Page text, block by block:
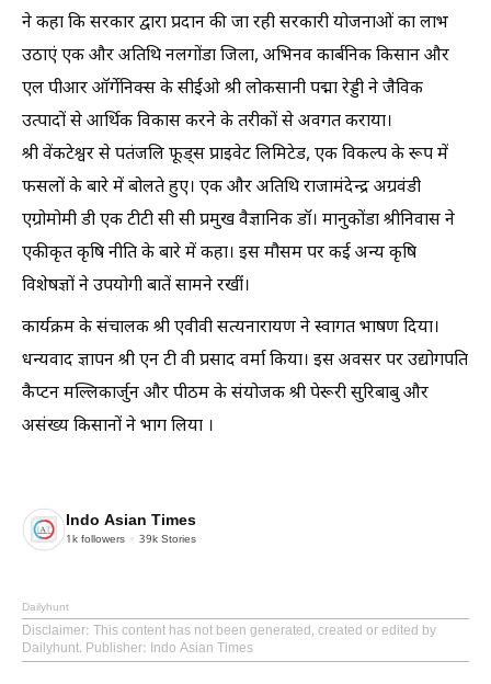
ने कहा कि सरकार द्वारा प्रदान की जा रही सरकारी योजनाओं का लाभ
उठाएं एक और अतिथि नलगोंडा जिला, अभिनव कार्बनिक किसान और
एल पीआर ऑर्गेनिक्स के सीईओ श्री लोकसानी पद्मा रेड्डी ने जैविक
उत्पादों से आर्थिक विकास करने के तरीकों से अवगत कराया।
श्री वेंकटेश्वर से पतंजलि फूड्स प्राइवेट लिमिटेड, एक विकल्प के रूप में
फसलों के बारे में बोलते हुए। एक और अतिथि राजामंदेन्द्र अग्रवंडी
एग्रोमोमी डी एक टीटी सी सी प्रमुख वैज्ञानिक डॉ। मानुकोंडा श्रीनिवास ने
एकीकृत कृषि नीति के बारे में कहा। इस मौसम पर कई अन्य कृषि
विशेषज्ञों ने उपयोगी बातें सामने रखीं।
कार्यक्रम के संचालक श्री एवीवी सत्यनारायण ने स्वागत भाषण दिया।
धन्यवाद ज्ञापन श्री एन टी वी प्रसाद वर्मा किया। इस अवसर पर उद्योगपति
कैप्टन मल्लिकार्जुन और पीठम के संयोजक श्री पेरूरी सुरिबाबु और
असंख्य किसानों ने भाग लिया ।
Indo Asian Times
1k followers 39k Stories
Dailyhunt
Disclaimer: This content has not been generated, created or edited by
Dailyhunt. Publisher: Indo Asian Times